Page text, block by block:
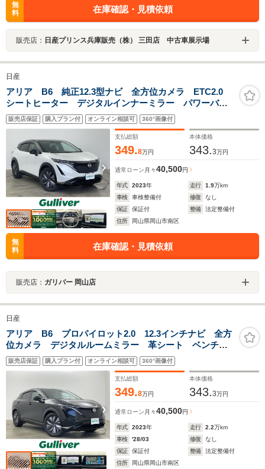
無
料
在庫確認・見積依頼
販売店： 日産プリンス兵庫販売（株） 三田店 中古車展示場
日産
アリア B6 純正12.3型ナビ 全方位カメラ ETC2.0
シートヒーター デジタルインナーミラー パワーバッ
クドア レーダークルーズ アダプティブLED コーナ
ーセンサー オートハイビーム ブラインドスポットモ
ニター
販売店保証 購入プラン付 オンライン相談可 360°画像付
支払総額
349.8万円
本体価格
343.3万円
通常ローン 月々40,500円
年式 2023年 走行 1.9万km
車検
車検整備付 修復
なし
保証
保証付 整備
法定整備付
住所
岡山県岡山市南区
無
料
在庫確認・見積依頼
販売店： ガリバー 岡山店
日産
アリア B6 プロパイロット2.0 12.3インチナビ 全方
位カメラ デジタルルームミラー 革シート ベンチレ
ーション アダプティブLED 純正19インチAW ドラレ
コ ETC ヘッドアップディスプレイ リモートパーキ
販売店保証 購入プラン付 オンライン相談可 360°画像付
支払総額
349.8万円
本体価格
343.3万円
通常ローン 月々40,500円
年式 2023年 走行 2.2万km
車検
'28/03 修復
なし
保証
保証付 整備
法定整備付
住所
岡山県岡山市南区